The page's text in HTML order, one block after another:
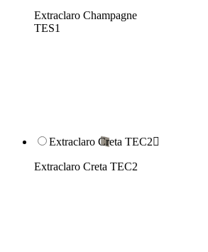
Extraclaro Champagne
TES1
Extraclaro Creta TEC2
Extraclaro Creta TEC2